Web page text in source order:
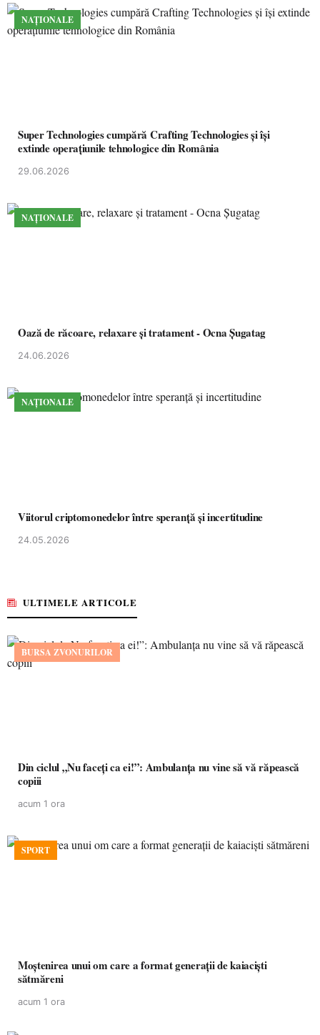
NAȚIONALE
Super Technologies cumpără Crafting Technologies și își
extinde operațiunile tehnologice din România
29.06.2026
NAȚIONALE
Oază de răcoare, relaxare și tratament - Ocna Șugatag
24.06.2026
NAȚIONALE
Viitorul criptomonedelor între speranță și incertitudine
24.05.2026
ULTIMELE ARTICOLE
BURSA ZVONURILOR
Din ciclul „Nu faceți ca ei!”: Ambulanța nu vine să vă răpească
copiii
acum 1 ora
SPORT
Moștenirea unui om care a format generații de kaiaciști
sătmăreni
acum 1 ora